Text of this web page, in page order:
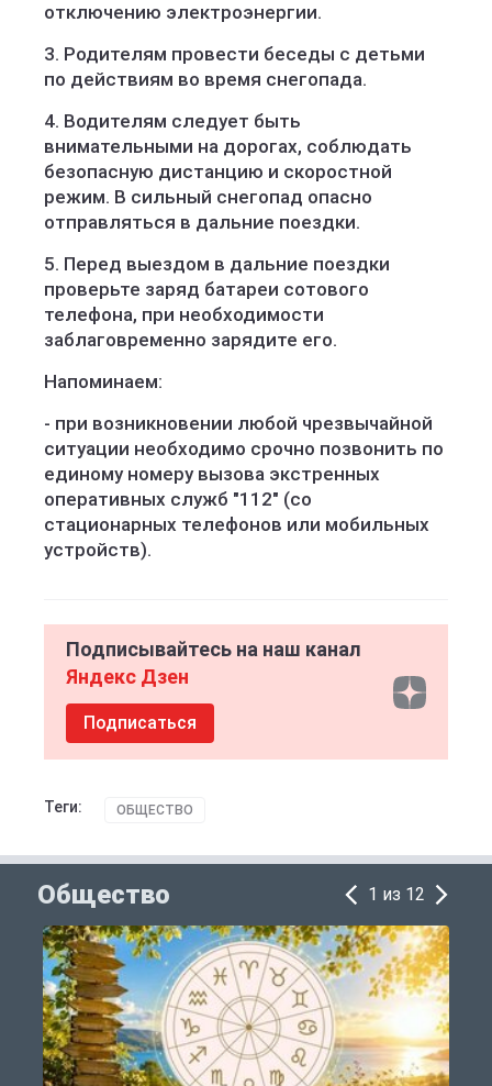
отключению электроэнергии.
3. Родителям провести беседы с детьми
по действиям во время снегопада.
4. Водителям следует быть
внимательными на дорогах, соблюдать
безопасную дистанцию и скоростной
режим. В сильный снегопад опасно
отправляться в дальние поездки.
5. Перед выездом в дальние поездки
проверьте заряд батареи сотового
телефона, при необходимости
заблаговременно зарядите его.
Напоминаем:
- при возникновении любой чрезвычайной
ситуации необходимо срочно позвонить по
единому номеру вызова экстренных
оперативных служб "112" (со
стационарных телефонов или мобильных
устройств).
Подписывайтесь на наш канал
Яндекс Дзен
Подписаться
Теги: ОБЩЕСТВО
Общество 1 из 12